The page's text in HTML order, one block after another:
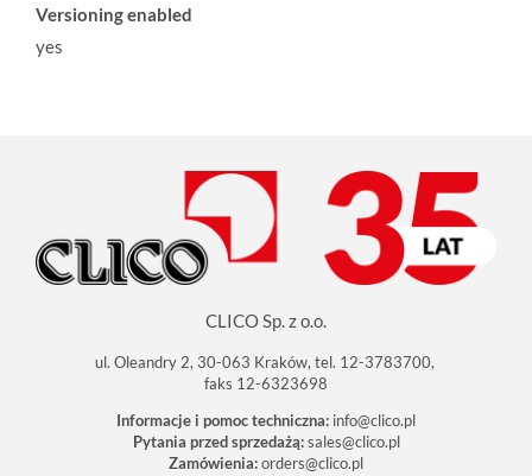
Versioning enabled
yes
CLICO Sp. z o.o.
ul. Oleandry 2, 30-063 Kraków, tel. 12-3783700,
faks 12-6323698
Informacje i pomoc techniczna: info@clico.pl
Pytania przed sprzedażą: sales@clico.pl
Zamówienia:orders@clico.pl